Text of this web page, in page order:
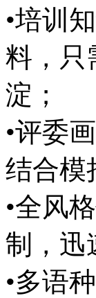
•培训
料，只
淀；
•评委
结合模
•全风
制，迅
•多语